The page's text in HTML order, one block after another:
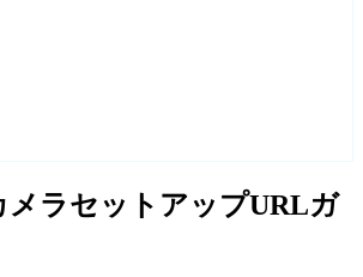
メラセットアップURLガ